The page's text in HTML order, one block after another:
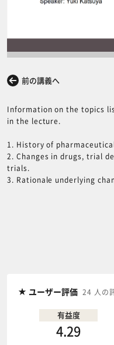
前の講義へ
Information on the topics
in the lecture.
1. History of
2. Changes in drugs, trial
trials.
3. Rationale underlying
ユーザー評価 24 人の
有益度
4.29